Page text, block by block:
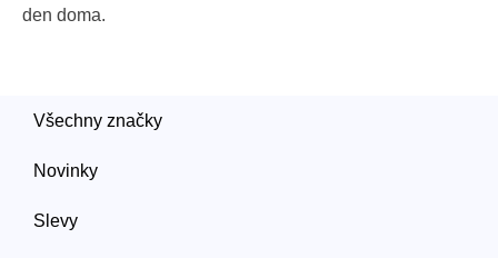
den doma.
Všechny značky
Novinky
Slevy